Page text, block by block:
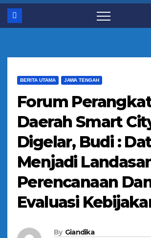
t
BERITA UTAMA JAWA TENGAH
Forum
Daerah Smart
Digelar, Budi :
Menjadi
Perencanaan
Evaluasi
By Giandika